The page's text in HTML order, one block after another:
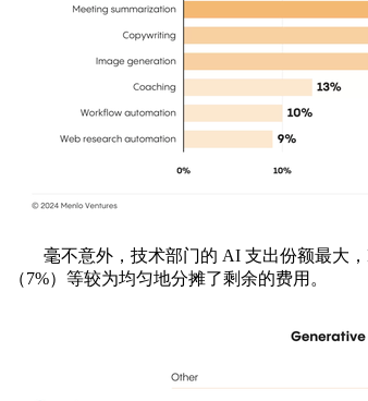
毫不意外，技术部门的 AI 支出份额最大，
（7%）等较为均匀地分摊了剩余的费用。